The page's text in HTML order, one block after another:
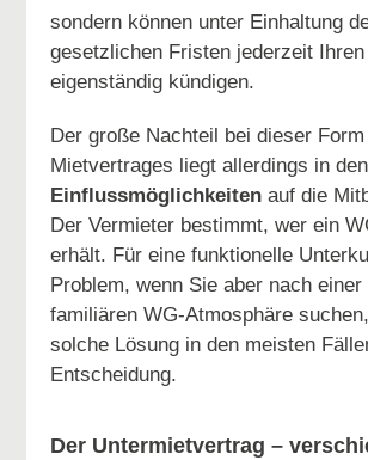
sondern können unter Einhaltung
gesetzlichen Fristen jederzeit
eigenständig kündigen.
Der große Nachteil bei dieser
Mietvertrages liegt allerdings in
Einflussmöglichkeiten auf die
Der Vermieter bestimmt, wer ein
erhält. Für eine funktionelle
Problem, wenn Sie aber nach einer
familiären WG-Atmosphäre
solche Lösung in den meisten
Entscheidung.
Der Untermietvertrag –